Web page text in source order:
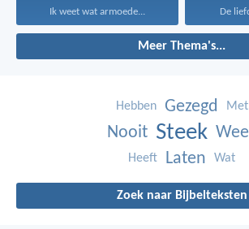
Ik weet wat armoede... De
Meer Thema's...
Hebben Gezegd Met
Nooit Steek
Heeft Laten Wat
Zoek naar Bijbelteksten